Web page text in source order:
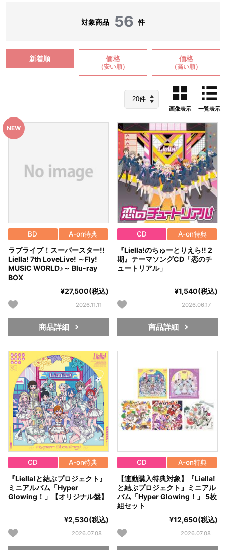
対象商品 56 件
新着順 価格
（安い順）
価格
（高い順）
画像表示 一覧表示
BD A-on特典
ラブライブ！スーパースター!!
Liella! 7th LoveLive! ～Fly!
MUSIC WORLD♪～ Blu-ray
BOX
¥27,500(税込)
2026.11.11
商品詳細
CD A-on特典
『Liella!のちゅーとりえら!! 2
期』テーマソングCD「恋のチ
ュートリアル」
¥1,540(税込)
2026.06.17
商品詳細
CD A-on特典
『Liella!と結ぶプロジェクト』
ミニアルバム「Hyper
Glowing！」【オリジナル盤】
¥2,530(税込)
2026.07.08
CD A-on特典
【連動購入特典対象】『Liella!
と結ぶプロジェクト』ミニアル
バム「Hyper Glowing！」 5枚
組セット
¥12,650(税込)
2026.07.08